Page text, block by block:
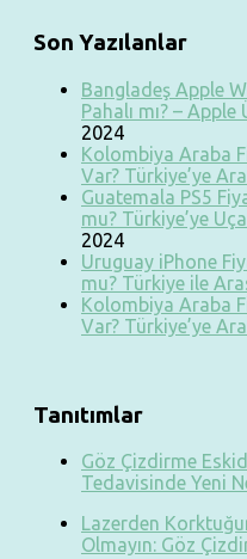
Son Yazılanlar
Bangladeş Apple
Pahalı mı? –
2024
Kolombiya Araba
Var? Türkiye’ye
Guatemala PS5
mu? Türkiye’ye
2024
Uruguay iPhone
mu? Türkiye ile
Kolombiya Araba
Var? Türkiye’ye
Tanıtımlar
Göz Çizdirme
Tedavisinde Yeni
Lazerden
Olmayın: Göz